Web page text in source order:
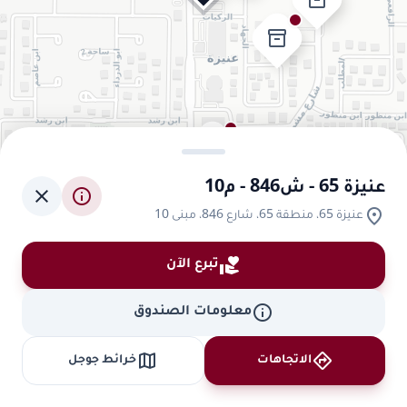
inventory_2
inventory_2
inventory_2
inventory_2
inventory_2
inventory_2
عنيزة 65 - ش846 - م10
location_on عنيزة 65، منطقة 65، شارع 846، مبنى 10
info
close
volunteer_activismتبرع الآن
infoمعلومات الصندوق
directions الاتجاهات map خرائط جوجل